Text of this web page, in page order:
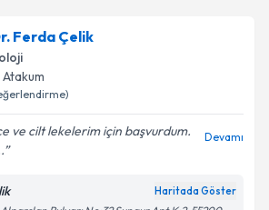
için randevu takvimi talebi
bu uzmandan randevu almanız için bir
e-posta ile bilgilendireceğiz.
işlenmesine ilişkin
Aydınlatma
Ferda Çelik
Atakum
ve cilt lekelerim için başvurdum.
Devamı
Haritada Göster